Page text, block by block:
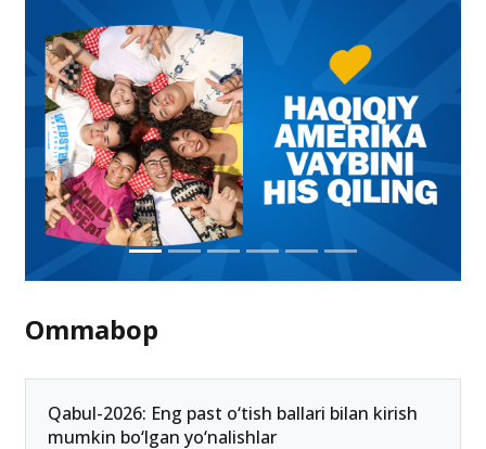
Ommabop
Qabul-2026: Eng past o‘tish ballari bilan kirish
mumkin bo‘lgan yo‘nalishlar